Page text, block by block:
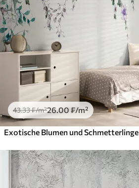
43.33₣/m²26.00 ₣/m²
Exotische Blumen und Schmetterlinge